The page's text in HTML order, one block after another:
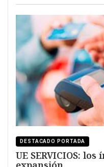
DESTACADO PORTADA
UE SERVICIOS: